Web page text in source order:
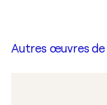
Autres œuvres de